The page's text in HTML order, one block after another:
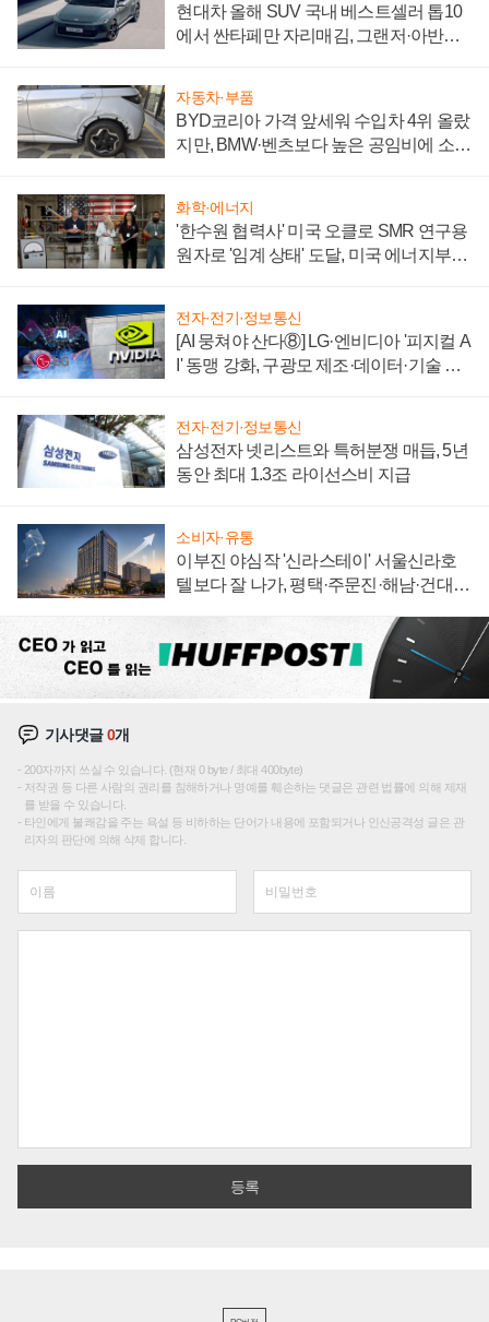
현대차 올해 SUV 국내 베스트셀러 톱10
에서 싼타페만 자리매김, 그랜저·아반떼
자동차·부품
BYD코리아 가격 앞세워 수입차 4위 올랐
지만, BMW·벤츠보다 높은 공임비에 소비
화학·에너지
'한수원 협력사' 미국 오클로 SMR 연구용
원자로 '임계 상태' 도달, 미국 에너지부
전자·전기·정보통신
[AI 뭉쳐야 산다⑧] LG·엔비디아 '피지컬 A
I' 동맹 강화, 구광모 제조·데이터·기술 결
전자·전기·정보통신
삼성전자 넷리스트와 특허분쟁 매듭, 5년
동안 최대 1.3조 라이선스비 지급
소비자·유통
이부진 야심작 '신라스테이' 서울신라호
텔보다 잘 나가, 평택·주문진·해남·건대로
기사댓글0개
200자까지 쓰실 수 있습니다. (현재 0 byte / 최대 400byte)
저작권 등 다른 사람의 권리를 침해하거나 명예를 훼손하는 댓글은 관련 법률에 의해 제재
를 받을 수 있습니다.
타인에게 불쾌감을 주는 욕설 등 비하하는 단어가 내용에 포함되거나 인신공격성 글은 관
리자의 판단에 의해 삭제 합니다.